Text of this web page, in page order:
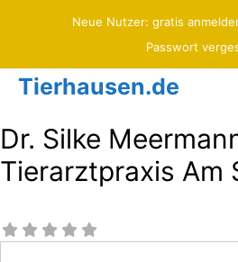
Neue Nutzer: gratis
Passwort
Tierhausen.de
Dr. Silke
Tierarztpraxis Am